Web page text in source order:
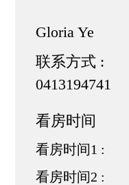
Gloria Ye
联系方式 :
0413194741
看房时间
看房时间1 :
看房时间2 :